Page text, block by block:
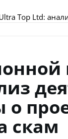
Top Ltd:
скам